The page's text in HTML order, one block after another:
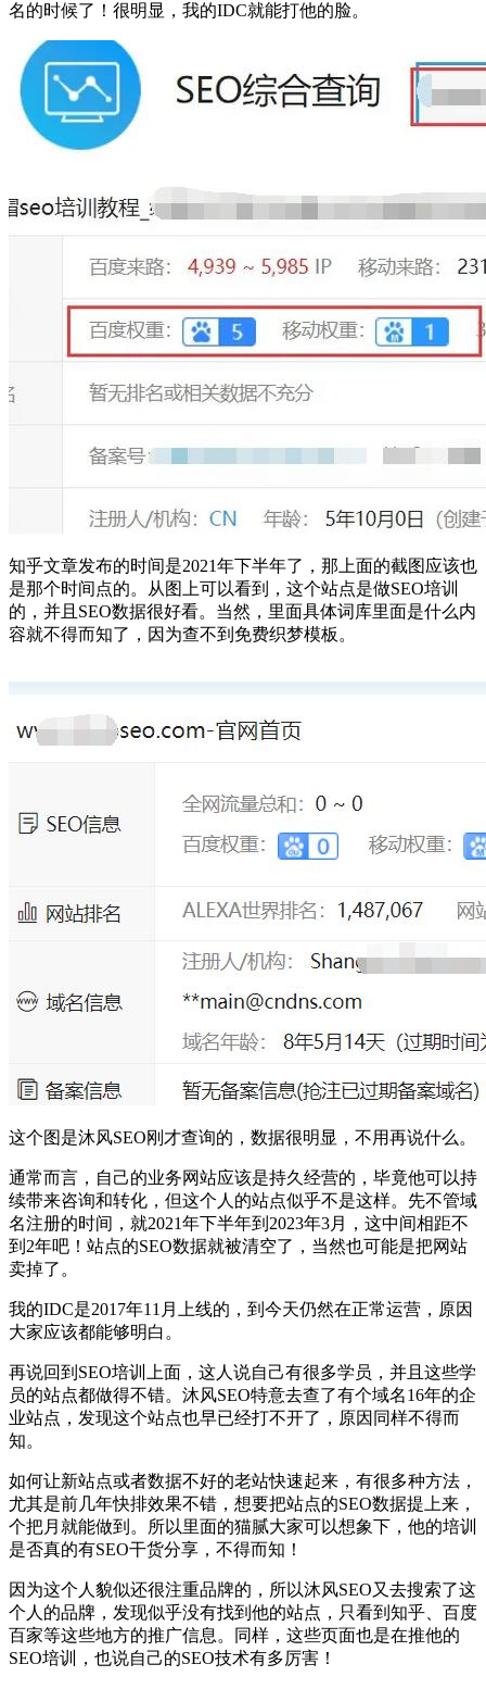
名的时候了！很明显，我的IDC就能打他的脸。
知乎文章发布的时间是2021年下半年了，那上面的截图应该也
是那个时间点的。从图上可以看到，这个站点是做SEO培训
的，并且SEO数据很好看。当然，里面具体词库里面是什么内
容就不得而知了，因为查不到免费织梦模板。
这个图是沐风SEO刚才查询的，数据很明显，不用再说什么。
通常而言，自己的业务网站应该是持久经营的，毕竟他可以持
续带来咨询和转化，但这个人的站点似乎不是这样。先不管域
名注册的时间，就2021年下半年到2023年3月，这中间相距不
到2年吧！站点的SEO数据就被清空了，当然也可能是把网站
卖掉了。
我的IDC是2017年11月上线的，到今天仍然在正常运营，原因
大家应该都能够明白。
再说回到SEO培训上面，这人说自己有很多学员，并且这些学
员的站点都做得不错。沐风SEO特意去查了有个域名16年的企
业站点，发现这个站点也早已经打不开了，原因同样不得而
知。
如何让新站点或者数据不好的老站快速起来，有很多种方法，
尤其是前几年快排效果不错，想要把站点的SEO数据提上来，
个把月就能做到。所以里面的猫腻大家可以想象下，他的培训
是否真的有SEO干货分享，不得而知！
因为这个人貌似还很注重品牌的，所以沐风SEO又去搜索了这
个人的品牌，发现似乎没有找到他的站点，只看到知乎、百度
百家等这些地方的推广信息。同样，这些页面也是在推他的
SEO培训，也说自己的SEO技术有多厉害！